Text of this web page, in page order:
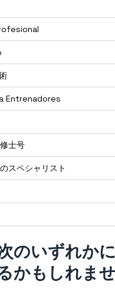
Entrenadores
士号
スペシャリスト
のいずれか
かもしれま